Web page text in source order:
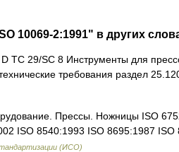
10069-2:1991" в других
TC 29/SC 8 Инструменты для
требования раздел
Прессы. Ножницы ISO
ISO 8540:1993 ISO 8695:1987
(ИСО)